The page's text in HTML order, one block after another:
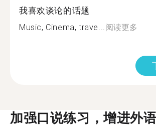
我喜欢谈论的话题
Music, Cinema, trave... 阅读更多
加强口说练习，增进外